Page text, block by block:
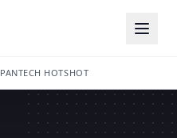
PANTECH HOTSHOT